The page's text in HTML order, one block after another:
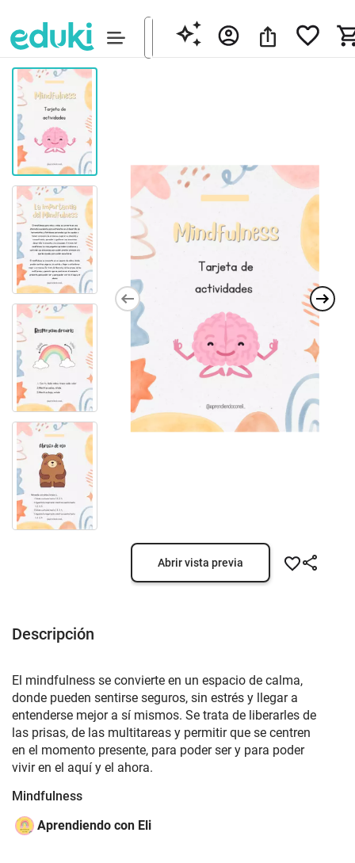
Abrir vista previa
Descripción
El mindfulness se convierte en un espacio de calma,
donde pueden sentirse seguros, sin estrés y llegar a
entenderse mejor a sí mismos. Se trata de liberarles de
las prisas, de las multitareas y permitir que se centren
en el momento presente, para poder ser y para poder
vivir en el aquí y el ahora.
Mindfulness
Aprendiendo con Eli